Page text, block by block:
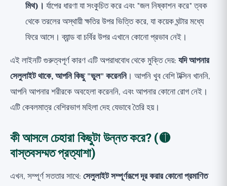
মিথ)। র্যাপের ধারণা যা সংকুচিত করে এবং "জল নিষ্কাশন করে" ত্বক
থেকে তরলের অস্থায়ী ক্ষতির উপর ভিত্তি করে, যা কয়েক ঘন্টার মধ্যে
ফিরে আসে। ব্যান্ড বা চর্বির উপর এখানে কোনো প্রভাব নেই।
এই লাইনটি গুরুত্বপূর্ণ কারণ এটি অপরাধবোধ থেকে মুক্তি দেয়: যদি আপনার
সেলুলাইট থাকে, আপনি কিছু "ভুল" করেননি। আপনি খুব বেশি টক্সিন খাননি,
আপনি আপনার শরীরকে অবহেলা করেননি, এবং আপনার কোনো রোগ নেই।
এটি কেবলমাত্র বেশিরভাগ মহিলা দেহ যেভাবে তৈরি হয়।
কী আসলে চেহারা কিছুটা উন্নত করে? (🟡
বাস্তবসম্মত প্রত্যাশা)
এখন, সম্পূর্ণ সততার সাথে: সেলুলাইট সম্পূর্ণরূপে দূর করার কোনো প্রমাণিত